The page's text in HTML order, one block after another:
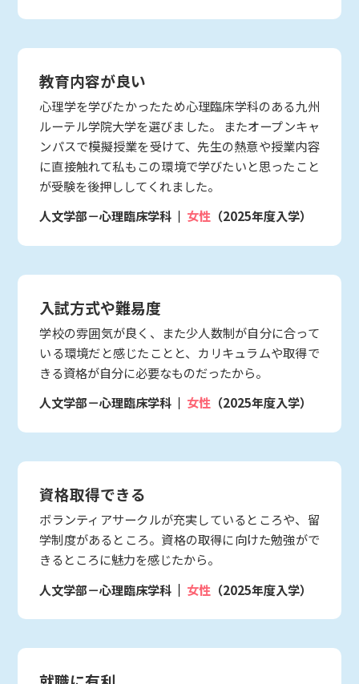
教育内容が良い
心理学を学びたかったため心理臨床学科のある九州
ルーテル学院大学を選びました。 またオープンキャ
ンパスで模擬授業を受けて、先生の熱意や授業内容
に直接触れて私もこの環境で学びたいと思ったこと
が受験を後押ししてくれました。
人文学部－心理臨床学科
女性 （2025年度入学）
入試方式や難易度
学校の雰囲気が良く、また少人数制が自分に合って
いる環境だと感じたことと、カリキュラムや取得で
きる資格が自分に必要なものだったから。
人文学部－心理臨床学科
女性 （2025年度入学）
資格取得できる
ボランティアサークルが充実しているところや、留
学制度があるところ。資格の取得に向けた勉強がで
きるところに魅力を感じたから。
人文学部－心理臨床学科
女性 （2025年度入学）